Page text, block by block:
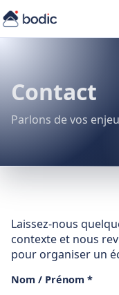
Contact
Parlons de vos
Laissez-nous
contexte et nous
pour organiser un
Nom / Prénom *